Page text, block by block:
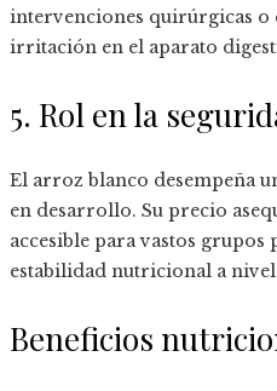
intervenciones quirúrgicas o
irritación en el aparato
5. Rol en la
El arroz blanco desempeña
en desarrollo. Su precio
accesible para vastos
estabilidad nutricional a
Beneficios